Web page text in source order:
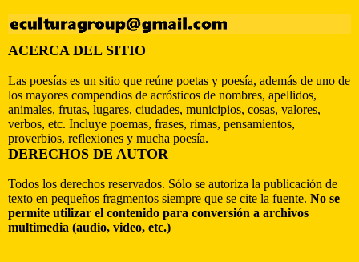
ACERCA DEL SITIO
Las poesías es un sitio que reúne poetas y poesía, además de uno de
los mayores compendios de acrósticos de nombres, apellidos,
animales, frutas, lugares, ciudades, municipios, cosas, valores,
verbos, etc. Incluye poemas, frases, rimas, pensamientos,
proverbios, reflexiones y mucha poesía.
DERECHOS DE AUTOR
Todos los derechos reservados. Sólo se autoriza la publicación de
texto en pequeños fragmentos siempre que se cite la fuente. No se
permite utilizar el contenido para conversión a archivos
multimedia (audio, video, etc.)